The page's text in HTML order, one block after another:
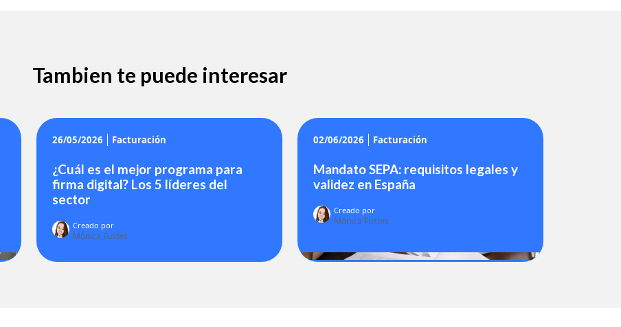
Tambien te puede interesar
26/05/2026 Facturación
¿Cuál es el mejor programa para
firma digital? Los 5 líderes del
sector
Creado por
Mónica Fustes
02/06/2026 Facturación
Mandato SEPA: requisitos legales y
validez en España
Creado por
Mónica Fustes